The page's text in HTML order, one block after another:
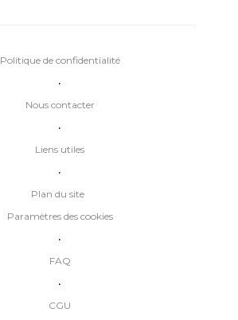
Plan du site
•
Liens utiles
•
Nous contacter
•
Politique de confidentialité
CGU
•
FAQ
•
Paramètres des cookies